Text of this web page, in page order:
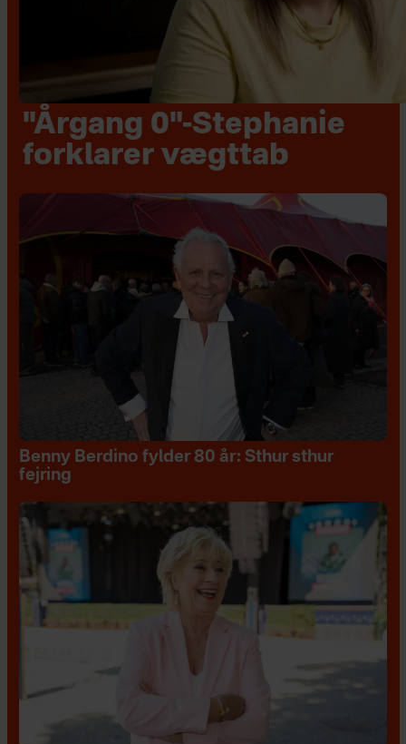
"Årgang 0"-Stephanie
forklarer vægttab
Benny Berdino fylder 80 år: Sthur sthur
fejring